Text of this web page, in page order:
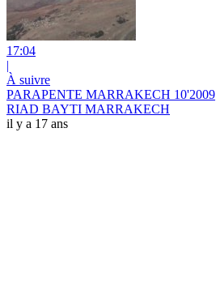
17:04
|
À suivre
PARAPENTE MARRAKECH 10'2009
RIAD BAYTI MARRAKECH
il y a 17 ans